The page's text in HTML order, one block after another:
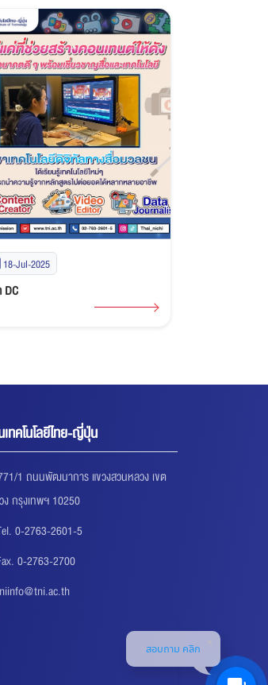
18-Jul-2025
DC
ทคโนโลยีไทย-ญี่ปุ่น
1 ถนนพัฒนาการ แขวงสวนหลวง เขต
กรุงเทพฯ 10250
0-2763-2601-5
0-2763-2700
สอบถาม คลิก